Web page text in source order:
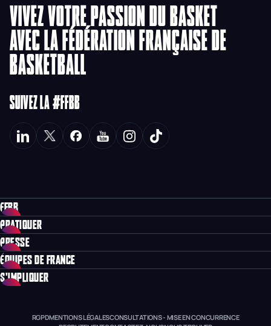
VIVEZ VOTRE PASSION DU BASKET
AVEC LA FÉDÉRATION FRANÇAISE DE
BASKETBALL
SUIVEZ LA #FFBB
FFBB
PRATIQUER
PRESSE
ÉQUIPES DE FRANCE
S'IMPLIQUER
RGPDMENTIONS LÉGALESCONSULTATIONS - MISE EN CONCURRENCE